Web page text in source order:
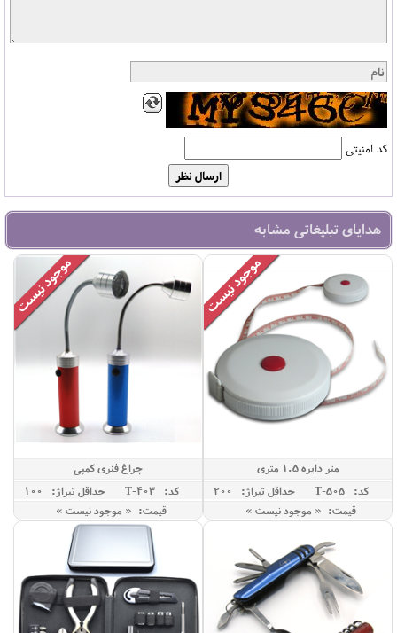
کد امنیتی
هدایای تبلیغاتی مشابه
متر دایره 1.5 متری
کد: T-505
حداقل تيراژ: 200
قیمت: « موجود نیست »
چراغ فنری کمپی
کد: T-403
حداقل تيراژ: 100
قیمت: « موجود نیست »